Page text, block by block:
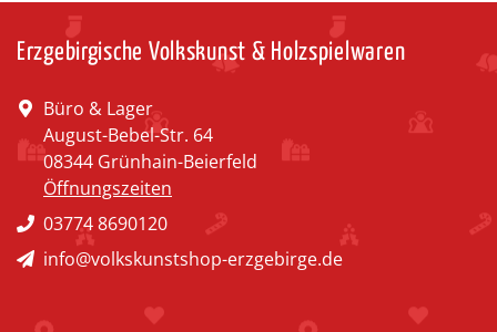
Erzgebirgische Volkskunst & Holzspielwaren
Büro & Lager
August-Bebel-Str. 64
08344 Grünhain-Beierfeld
Öffnungszeiten
03774 8690120
info@volkskunstshop-erzgebirge.de